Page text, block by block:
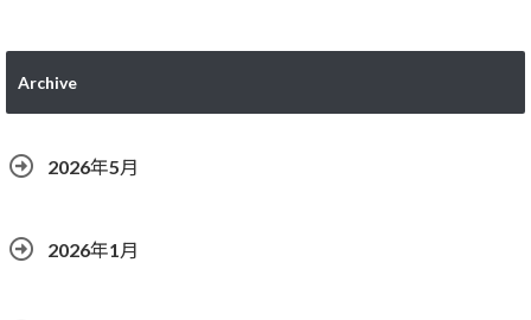
Archive
2026年5月
2026年1月